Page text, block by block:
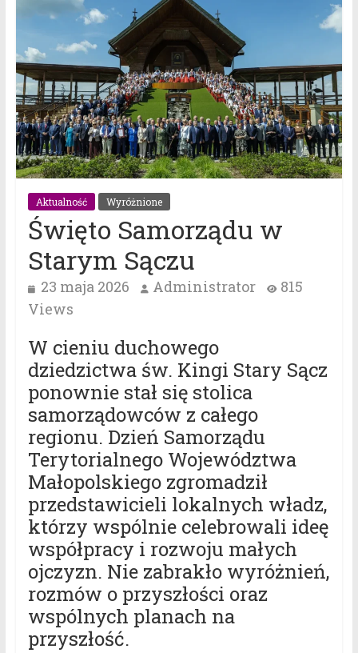
Aktualność Wyróżnione
Święto Samorządu w
Starym Sączu
23 maja 2026 Administrator
815
Views
W cieniu duchowego
dziedzictwa św. Kingi Stary Sącz
ponownie stał się stolica
samorządowców z całego
regionu. Dzień Samorządu
Terytorialnego Województwa
Małopolskiego zgromadził
przedstawicieli lokalnych władz,
którzy wspólnie celebrowali ideę
współpracy i rozwoju małych
ojczyzn. Nie zabrakło wyróżnień,
rozmów o przyszłości oraz
wspólnych planach na
przyszłość.